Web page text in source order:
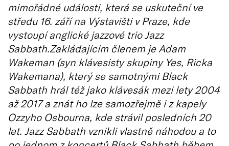
mimořádné události, která se uskuteční ve
středu 16. září na Výstavišti v Praze, kde
vystoupí anglické jazzové trio Jazz
Sabbath.Zakládajícím členem je Adam
Wakeman (syn klávesisty skupiny Yes, Ricka
Wakemana), který se samotnými Black
Sabbath hrál též jako klávesák mezi lety 2004
až 2017 a znát ho lze samozřejmě i z kapely
Ozzyho Osbourna, kde strávil posledních 20
let. Jazz Sabbath vznikli vlastně náhodou a to